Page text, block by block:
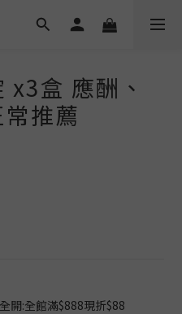
盒 應酬、
推薦
開:全館滿$888現折$88